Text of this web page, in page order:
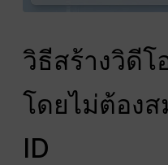
วิธีสร้างวิดีโ
โดยไม่ต้อง
ID